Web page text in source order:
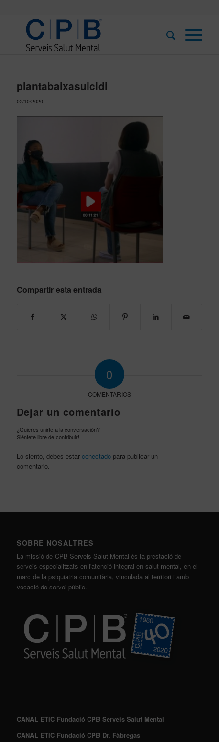
plantabaixasuicidi
02/10/2020
Compartir esta entrada
0
COMENTARIOS
Dejar un comentario
¿Quieres unirte a la conversación?
Siéntete libre de contribuir!
Lo siento, debes estar conectadopara publicar un
comentario.
SOBRE NOSALTRES
La missió de CPB Serveis Salut Mental és la prestació de
serveis especialitzats en l'atenció integral en salut mental, en el
marc de la psiquiatria comunitària, vinculada al territori i amb
vocació de servei públic.
CANAL ÈTIC Fundació CPB Serveis Salut Mental
CANAL ÈTIC Fundació CPB Dr. Fàbregas